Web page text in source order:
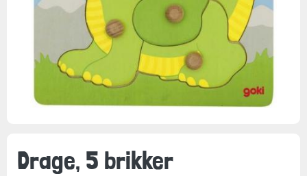
Drage, 5 brikker